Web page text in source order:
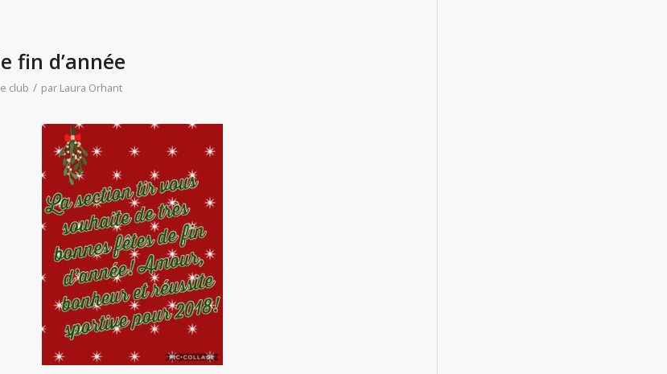
fin d’année
club / par Laura Orhant